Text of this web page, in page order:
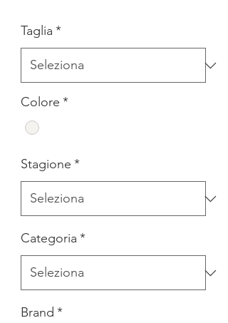
Taglia *
Colore *
Stagione *
Categoria *
Brand *